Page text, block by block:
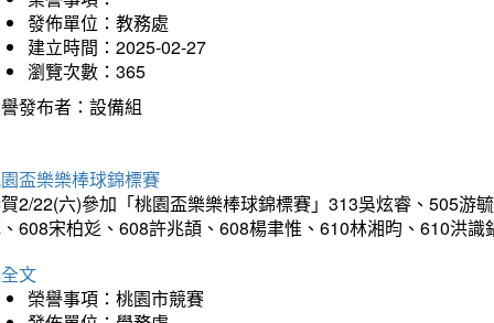
發佈單位：教務處
建立時間：2025-02-27
瀏覽次數：365
發布者：設備組
盃樂樂棒球錦標賽
2/22(六)參加「桃園盃樂樂棒球錦標賽」313吳炫睿、505游
608宋柏彣、608許兆頡、608楊聿惟、610林湘昀、610洪
文
榮譽事項：桃園市競賽